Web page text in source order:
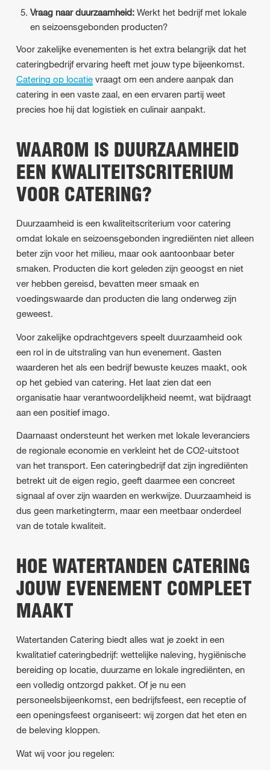
Vraag naar duurzaamheid:Werkt het bedrijf met lokale
en seizoensgebonden producten?
Voor zakelijke evenementen is het extra belangrijk dat het
cateringbedrijf ervaring heeft met jouw type bijeenkomst.
Catering op locatie vraagt om een andere aanpak dan
catering in een vaste zaal, en een ervaren partij weet
precies hoe hij dat logistiek en culinair aanpakt.
WAAROM IS DUURZAAMHEID
EEN KWALITEITSCRITERIUM
VOOR CATERING?
Duurzaamheid is een kwaliteitscriterium voor catering
omdat lokale en seizoensgebonden ingrediënten niet alleen
beter zijn voor het milieu, maar ook aantoonbaar beter
smaken. Producten die kort geleden zijn geoogst en niet
ver hebben gereisd, bevatten meer smaak en
voedingswaarde dan producten die lang onderweg zijn
geweest.
Voor zakelijke opdrachtgevers speelt duurzaamheid ook
een rol in de uitstraling van hun evenement. Gasten
waarderen het als een bedrijf bewuste keuzes maakt, ook
op het gebied van catering. Het laat zien dat een
organisatie haar verantwoordelijkheid neemt, wat bijdraagt
aan een positief imago.
Daarnaast ondersteunt het werken met lokale leveranciers
de regionale economie en verkleint het de CO2-uitstoot
van het transport. Een cateringbedrijf dat zijn ingrediënten
betrekt uit de eigen regio, geeft daarmee een concreet
signaal af over zijn waarden en werkwijze. Duurzaamheid is
dus geen marketingterm, maar een meetbaar onderdeel
van de totale kwaliteit.
HOE WATERTANDEN CATERING
JOUW EVENEMENT COMPLEET
MAAKT
Watertanden Catering biedt alles wat je zoekt in een
kwalitatief cateringbedrijf: wettelijke naleving, hygiënische
bereiding op locatie, duurzame en lokale ingrediënten, en
een volledig ontzorgd pakket. Of je nu een
personeelsbijeenkomst, een bedrijfsfeest, een receptie of
een openingsfeest organiseert: wij zorgen dat het eten en
de beleving kloppen.
Wat wij voor jou regelen: